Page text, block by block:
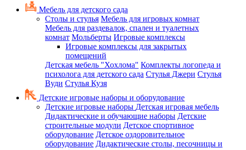
Мебель для детского сада
Столы и стулья Мебель для игровых комнат
Мебель для раздевалок, спален и туалетных
комнат Мольберты Игровые комплексы
Игровые комплексы для закрытых
помещений
Детская мебель "Хохлома" Комплекты логопеда и
психолога для детского сада Стулья Джери Стулья
Вуди Стулья Кузя
Детские игровые наборы и оборудование
Детские игровые наборы Детская игровая мебель
Дидактические и обучающие наборы Детские
строительные модули Детское спортивное
оборудование Детское оздоровительное
оборудование Дидактические столы, песочницы и